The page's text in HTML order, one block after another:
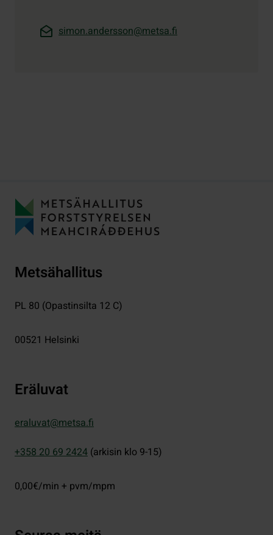
simon.andersson@metsa.fi
Metsähallitus
PL 80 (Opastinsilta 12 C)
00521 Helsinki
Eräluvat
eraluvat@metsa.fi
+358 20 69 2424 (arkisin klo 9-15)
0,00€/min + pvm/mpm